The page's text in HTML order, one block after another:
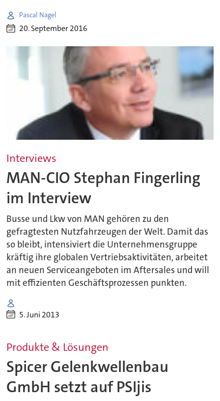
Pascal Nagel
20. September 2016
Interviews
MAN-CIO Stephan Fingerling
im Interview
Busse und Lkw von MAN gehören zu den
gefragtesten Nutzfahrzeugen der Welt. Damit das
so bleibt, intensiviert die Unternehmensgruppe
kräftig ihre globalen Vertriebsaktivitäten, arbeitet
an neuen Serviceangeboten im Aftersales und will
mit effizienten Geschäftsprozessen punkten.
5. Juni 2013
Produkte & Lösungen
Spicer Gelenkwellenbau
GmbH setzt auf PSIjis